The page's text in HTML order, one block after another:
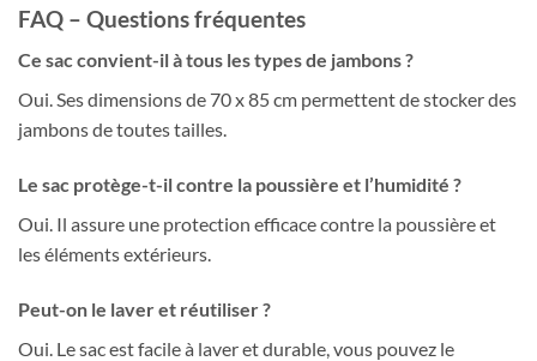
FAQ – Questions fréquentes
Ce sac convient-il à tous les types de jambons ?
Oui. Ses dimensions de 70 x 85 cm permettent de stocker des
jambons de toutes tailles.
Le sac protège-t-il contre la poussière et l’humidité ?
Oui. Il assure une protection efficace contre la poussière et
les éléments extérieurs.
Peut-on le laver et réutiliser ?
Oui. Le sac est facile à laver et durable, vous pouvez le